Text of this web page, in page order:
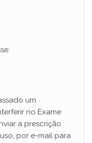
um
no Exame
a prescrição
por e-mail para